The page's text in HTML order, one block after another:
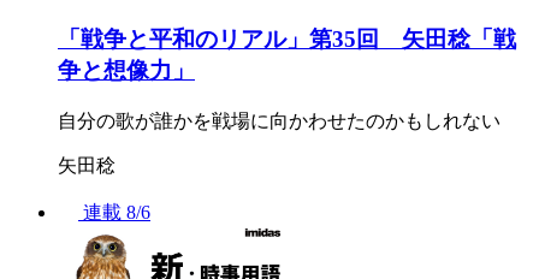
「戦争と平和のリアル」第35回 矢田稔「戦
争と想像力」
自分の歌が誰かを戦場に向かわせたのかもしれない
矢田稔
連載 8/6